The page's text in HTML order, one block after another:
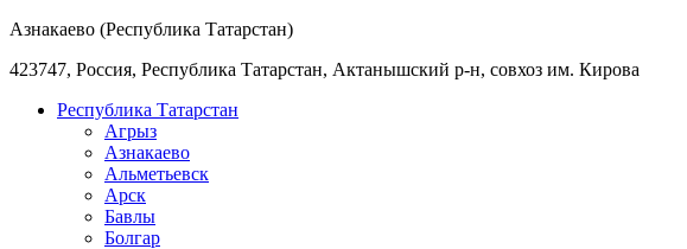
Азнакаево (Республика Татарстан)
423747, Россия, Республика Татарстан, Актанышский р-н, совхоз им. Кирова
Республика Татарстан
Агрыз
Азнакаево
Альметьевск
Арск
Бавлы
Болгар